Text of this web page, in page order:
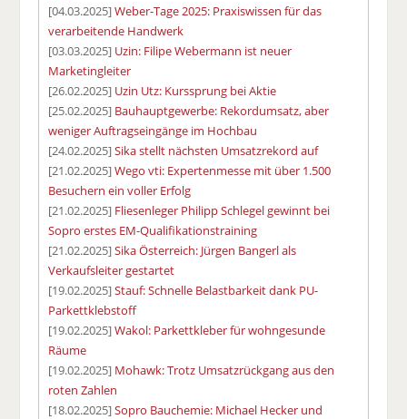
[04.03.2025]Weber-Tage 2025: Praxiswissen für das
verarbeitende Handwerk
[03.03.2025] Uzin: Filipe Webermann ist neuer
Marketingleiter
[26.02.2025] Uzin Utz: Kurssprung bei Aktie
[25.02.2025] Bauhauptgewerbe: Rekordumsatz, aber
weniger Auftragseingänge im Hochbau
[24.02.2025]Sika stellt nächsten Umsatzrekord auf
[21.02.2025]Wego vti: Expertenmesse mit über 1.500
Besuchern ein voller Erfolg
[21.02.2025] Fliesenleger Philipp Schlegel gewinnt bei
Sopro erstes EM-Qualifikationstraining
[21.02.2025]Sika Österreich: Jürgen Bangerl als
Verkaufsleiter gestartet
[19.02.2025]Stauf: Schnelle Belastbarkeit dank PU-
Parkettklebstoff
[19.02.2025]Wakol: Parkettkleber für wohngesunde
Räume
[19.02.2025] Mohawk: Trotz Umsatzrückgang aus den
roten Zahlen
[18.02.2025]Sopro Bauchemie: Michael Hecker und